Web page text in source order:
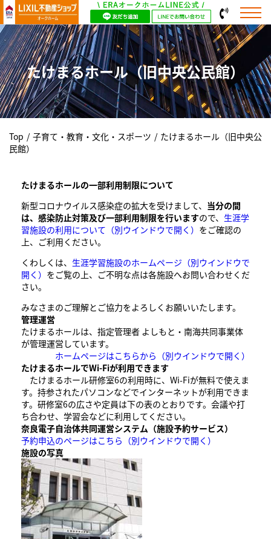
たけまるホール（旧中央公民館）
Top / 子育て・教育・文化・スポーツ / たけまるホール（旧中央公
民館）
たけまるホールの一部利用制限について
新型コロナウイルス感染症の拡大を受けまして、 当分の間
は、感染防止対策及び一部利用制限を行いますので、 生涯学
習施設の利用について （別ウインドウで開く） をご確認の
上、ご利用ください。
くわしくは、 生涯学習施設のホームページ （別ウインドウで
開く） をご覧の上、ご不明な点は各施設へお問い合わせくだ
さい。
みなさまのご理解とご協力をよろしくお願いいたします。
管理運営
たけまるホールは、指定管理者 よしもと・南海共同事業体
が管理運営しています。
ホームページはこちらから （別ウインドウで開く）
たけまるホールでWi-Fiが利用できます
たけまるホール研修室6の利用時に、Wi-Fiが無料で使えま
す。持参されたパソコンなどでインターネットが利用できま
す。研修室6の広さや定員は下の表のとおりです。会議や打
ち合わせ、学習会などに利用してください。
奈良電子自治体共同運営システム（施設予約サービス）
予約申込のページはこちら （別ウインドウで開く）
施設の写真